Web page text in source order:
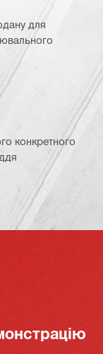
для
конкретного